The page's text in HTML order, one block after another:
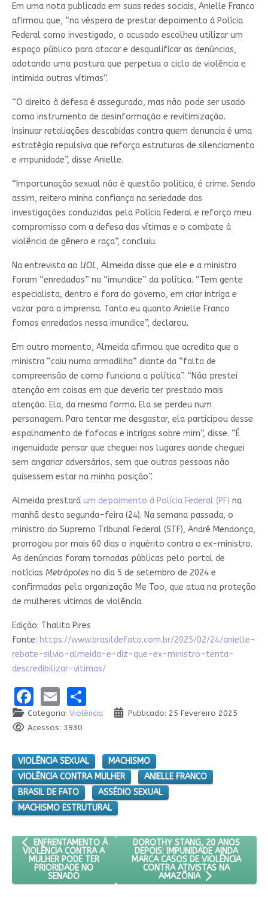
Em uma nota publicada em suas redes sociais, Anielle Franco
afirmou que, “na véspera de prestar depoimento à Polícia
Federal como investigado, o acusado escolheu utilizar um
espaço público para atacar e desqualificar as denúncias,
adotando uma postura que perpetua o ciclo de violência e
intimida outras vítimas”.
“O direito à defesa é assegurado, mas não pode ser usado
como instrumento de desinformação e revitimização.
Insinuar retaliações descabidas contra quem denuncia é uma
estratégia repulsiva que reforça estruturas de silenciamento
e impunidade”, disse Anielle.
“Importunação sexual não é questão política, é crime. Sendo
assim, reitero minha confiança na seriedade das
investigações conduzidas pela Polícia Federal e reforço meu
compromisso com a defesa das vítimas e o combate à
violência de gênero e raça”, concluiu.
Na entrevista ao UOL, Almeida disse que ele e a ministra
foram “enredados” na “imundice” da política. “Tem gente
especialista, dentro e fora do governo, em criar intriga e
vazar para a imprensa. Tanto eu quanto Anielle Franco
fomos enredados nessa imundice”, declarou.
Em outro momento, Almeida afirmou que acredita que a
ministra “caiu numa armadilha” diante da “falta de
compreensão de como funciona a política”. “Não prestei
atenção em coisas em que deveria ter prestado mais
atenção. Ela, da mesma forma. Ela se perdeu num
personagem. Para tentar me desgastar, ela participou desse
espalhamento de fofocas e intrigas sobre mim”, disse. “É
ingenuidade pensar que cheguei nos lugares aonde cheguei
sem angariar adversários, sem que outras pessoas não
quisessem estar na minha posição”.
Almeida prestará um depoimento à Polícia Federal (PF) na
manhã desta segunda-feira (24). Na semana passada, o
ministro do Supremo Tribunal Federal (STF), André Mendonça,
prorrogou por mais 60 dias o inquérito contra o ex-ministro.
As denúncias foram tornadas públicas pelo portal de
notícias Metrópoles no dia 5 de setembro de 2024 e
confirmadas pela organização Me Too, que atua na proteção
de mulheres vítimas de violência.
Edição: Thalita Pires
fonte: https://www.brasildefato.com.br/2025/02/24/anielle-
rebate-silvio-almeida-e-diz-que-ex-ministro-tenta-
descredibilizar-vitimas/
Facebook
EmailShare
Categoria: Violência
Publicado: 25 Fevereiro 2025
Acessos: 3930
VIOLÊNCIA SEXUAL
MACHISMO
VIOLÊNCIA CONTRA MULHER
ANIELLE FRANCO
BRASIL DE FATO
ASSÉDIO SEXUAL
MACHISMO ESTRUTURAL
ARTIGO ANTERIOR: ENFRENTAMENTO À VIOLÊNCIA CONTRA A
ENFRENTAMENTO À
VIOLÊNCIA CONTRA A
MULHER PODE TER
PRIORIDADE NO
SENADO
PRÓXIMO ARTIGO: DOROTHY
DOROTHY STANG, 20 ANOS
DEPOIS: IMPUNIDADE AINDA
MARCA CASOS DE VIOLÊNCIA
CONTRA ATIVISTAS NA
AMAZÔNIA